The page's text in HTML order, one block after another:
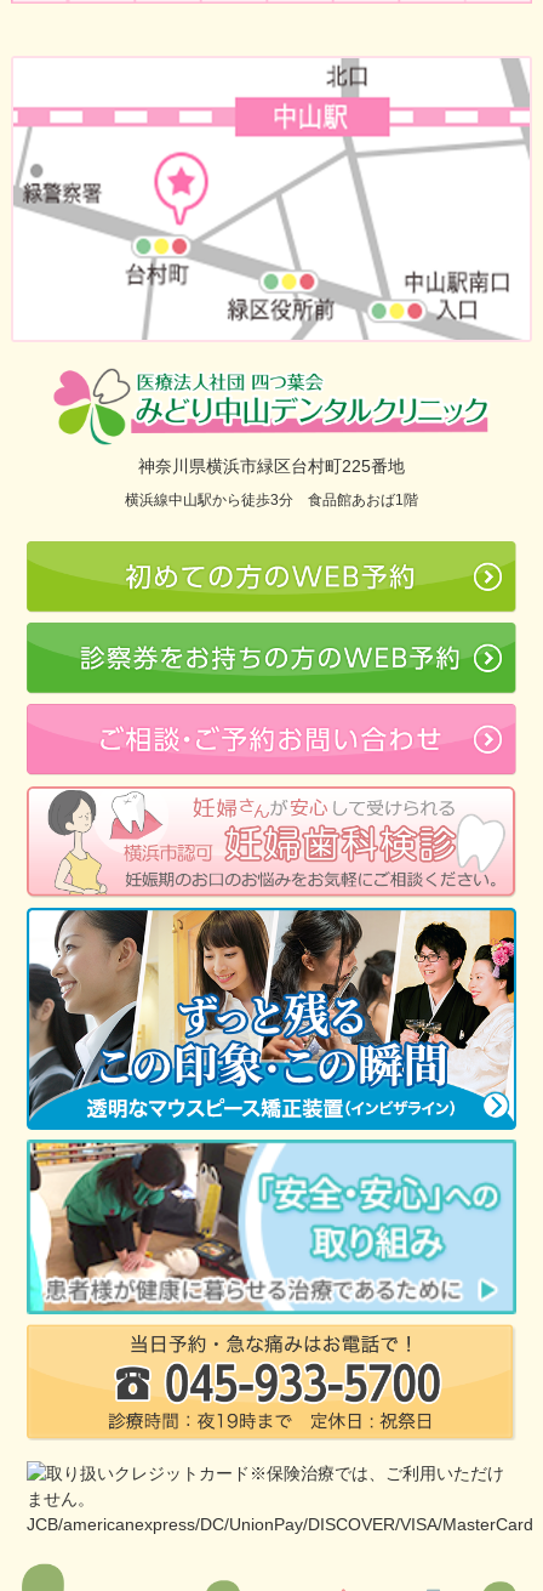
神奈川県横浜市緑区台村町225番地
横浜線中山駅から徒歩3分 食品館あおば1階